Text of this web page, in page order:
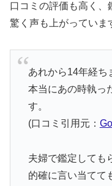
口コミの評価も高く、
驚く声も上がっていま
あれから14年経ち
本当にあの時執っ
す。
(口コミ引用元：
夫婦で鑑定しても
的確に言い当てて